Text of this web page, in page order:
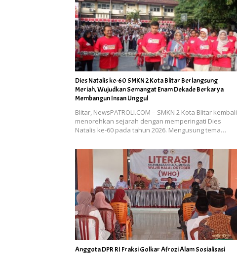
Dies Natalis ke-60 SMKN 2 Kota Blitar Berlangsung
Meriah, Wujudkan Semangat Enam Dekade Berkarya
Membangun Insan Unggul
Blitar, NewsPATROLI.COM – SMKN 2 Kota Blitar kembali
menorehkan sejarah dengan memperingati Dies
Natalis ke-60 pada tahun 2026. Mengusung tema…
Anggota DPR RI Fraksi Golkar Afrozi Alam Sosialisasi